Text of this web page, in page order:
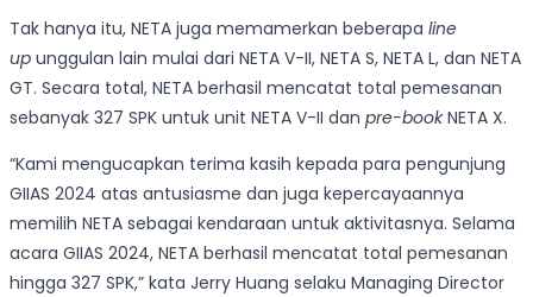
Tak hanya itu, NETA juga memamerkan beberapa line
up unggulan lain mulai dari NETA V-II, NETA S, NETA L, dan NETA
GT. Secara total, NETA berhasil mencatat total pemesanan
sebanyak 327 SPK untuk unit NETA V-II dan pre-bookNETA X.
“Kami mengucapkan terima kasih kepada para pengunjung
GIIAS 2024 atas antusiasme dan juga kepercayaannya
memilih NETA sebagai kendaraan untuk aktivitasnya. Selama
acara GIIAS 2024, NETA berhasil mencatat total pemesanan
hingga 327 SPK,” kata Jerry Huang selaku Managing Director